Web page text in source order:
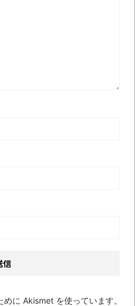
に Akismet を使っています。